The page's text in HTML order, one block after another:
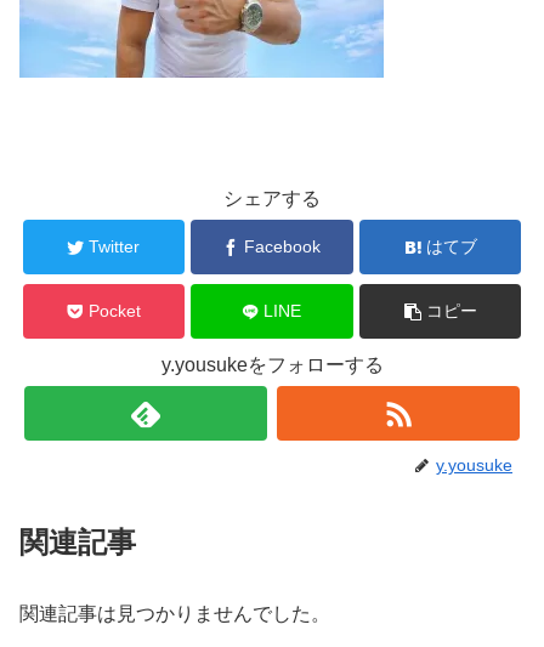
シェアする
Twitter Facebook はてブ
Pocket LINE コピー
y.yousukeをフォローする
y.yousuke
関連記事
関連記事は見つかりませんでした。